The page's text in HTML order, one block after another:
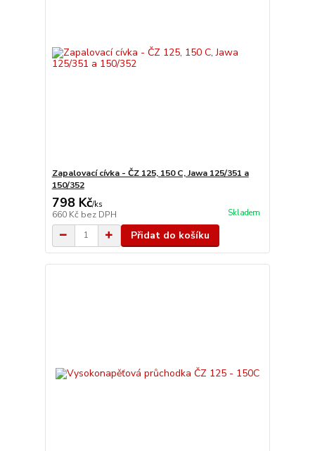
Zapalovací cívka - ČZ 125, 150 C, Jawa 125/351 a
150/352
798 Kč/ks
660 Kč bez DPH Skladem
Přidat do košíku